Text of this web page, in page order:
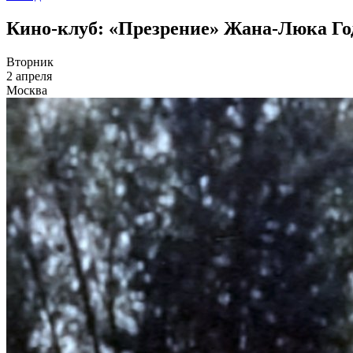
Кино-клуб: «Презрение» Жана-Люка
Вторник
2 апреля
Москва